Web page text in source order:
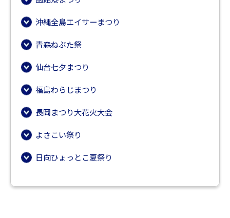
沖縄全島エイサーまつり
青森ねぶた祭
仙台七夕まつり
福島わらじまつり
長岡まつり大花火大会
よさこい祭り
日向ひょっとこ夏祭り